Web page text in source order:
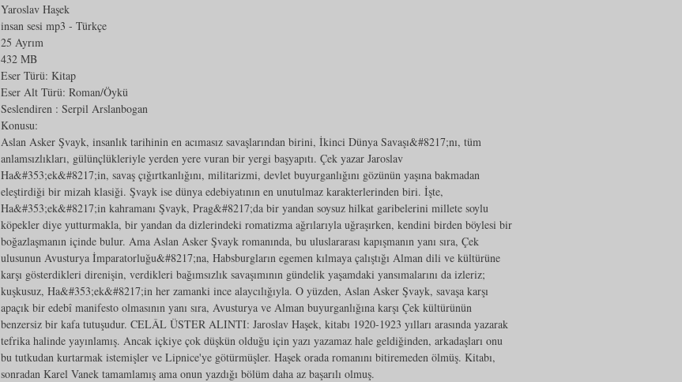
Yaroslav Haşek
insan sesi mp3 - Türkçe
25 Ayrım
432 MB
Eser Türü: Kitap
Eser Alt Türü: Roman/Öykü
Seslendiren : Serpil Arslanbogan
Konusu:
Aslan Asker Şvayk, insanlık tarihinin en acımasız savaşlarından birini, İkinci Dünya Savaşı&#8217;nı, tüm
anlamsızlıkları, gülünçlükleriyle yerden yere vuran bir yergi başyapıtı. Çek yazar Jaroslav
Ha&#353;ek&#8217;in, savaş çığırtkanlığını, militarizmi, devlet buyurganlığını gözünün yaşına bakmadan
eleştirdiği bir mizah klasiği. Şvayk ise dünya edebiyatının en unutulmaz karakterlerinden biri. İşte,
Ha&#353;ek&#8217;in kahramanı Şvayk, Prag&#8217;da bir yandan soysuz hilkat garibelerini millete soylu
köpekler diye yutturmakla, bir yandan da dizlerindeki romatizma ağrılarıyla uğraşırken, kendini birden böylesi bir
boğazlaşmanın içinde bulur. Ama Aslan Asker Şvayk romanında, bu uluslararası kapışmanın yanı sıra, Çek
ulusunun Avusturya İmparatorluğu&#8217;na, Habsburgların egemen kılmaya çalıştığı Alman dili ve kültürüne
karşı gösterdikleri direnişin, verdikleri bağımsızlık savaşımının gündelik yaşamdaki yansımalarını da izleriz;
kuşkusuz, Ha&#353;ek&#8217;in her zamanki ince alaycılığıyla. O yüzden, Aslan Asker Şvayk, savaşa karşı
apaçık bir edebî manifesto olmasının yanı sıra, Avusturya ve Alman buyurganlığına karşı Çek kültürünün
benzersiz bir kafa tutuşudur. CELÂL ÜSTER ALINTI: Jaroslav Haşek, kitabı 1920-1923 yılları arasında yazarak
tefrika halinde yayınlamış. Ancak içkiye çok düşkün olduğu için yazı yazamaz hale geldiğinden, arkadaşları onu
bu tutkudan kurtarmak istemişler ve Lipnice'ye götürmüşler. Haşek orada romanını bitiremeden ölmüş. Kitabı,
sonradan Karel Vanek tamamlamış ama onun yazdığı bölüm daha az başarılı olmuş.